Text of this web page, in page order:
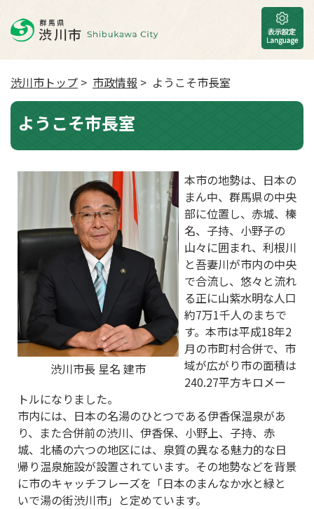
渋川市トップ > 市政情報 > ようこそ市長室
ようこそ市長室
渋川市長 星名 建市
本市の地勢は、日本の
まん中、群馬県の中央
部に位置し、赤城、榛
名、子持、小野子の
山々に囲まれ、利根川
と吾妻川が市内の中央
で合流し、悠々と流れ
る正に山紫水明な人口
約7万1千人のまちで
す。本市は平成18年2
月の市町村合併で、市
域が広がり市の面積は
240.27平方キロメー
トルになりました。
市内には、日本の名湯のひとつである伊香保温泉があ
り、また合併前の渋川、伊香保、小野上、子持、赤
城、北橘の六つの地区には、泉質の異なる魅力的な日
帰り温泉施設が設置されています。その地勢などを背景
に市のキャッチフレーズを「日本のまんなか水と緑と
いで湯の街渋川市」と定めています。